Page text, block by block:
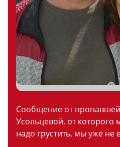
Сообщение от
Усольцевой, от
надо грустить, мы уже не